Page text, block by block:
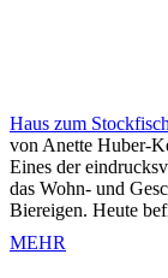
Haus zum Stockfisch
von Anette Huber-
Eines der
das Wohn- und
Biereigen. Heute
MEHR